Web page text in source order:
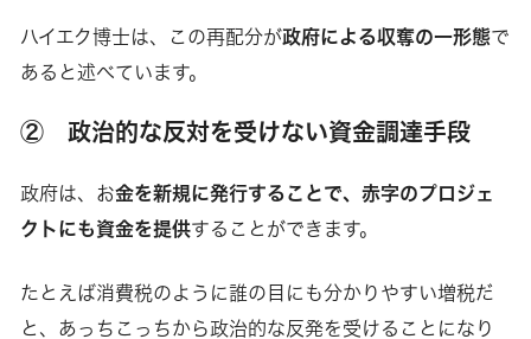
ハイエク博士は、この再配分が政府による収奪の一形態で
あると述べています。
② 政治的な反対を受けない資金調達手段
政府は、お金を新規に発行することで、赤字のプロジェ
クトにも資金を提供することができます。
たとえば消費税のように誰の目にも分かりやすい増税だ
と、あっちこっちから政治的な反発を受けることになり